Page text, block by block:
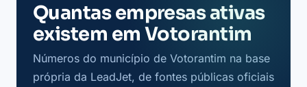
Quantas empresas ativas
existem em Votorantim
Números do município de Votorantim na base
própria da LeadJet, de fontes públicas oficiais